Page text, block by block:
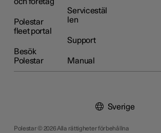
Polestar
fleet portal
Besök
Polestar
Servicestäl
len
Support
Manual
Polestar © 2026 Alla rättigheter förbehållna
Sverige